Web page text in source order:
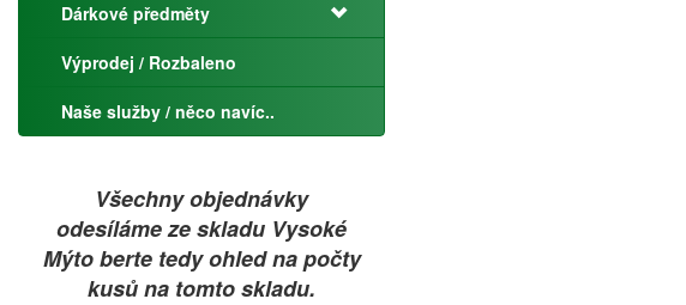
Dárkové předměty
Výprodej / Rozbaleno
Naše služby / něco navíc..
Všechny objednávky
odesíláme ze skladu Vysoké
Mýto berte tedy ohled na počty
kusů na tomto skladu.